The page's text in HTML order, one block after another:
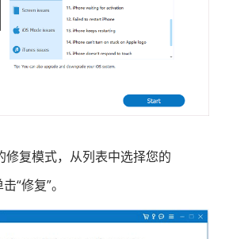
修复模式，从列表中选择您的
“修复”。